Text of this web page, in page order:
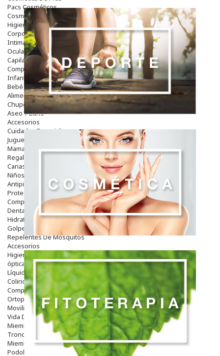
Pacs Cosméticos
Cosmetica Facial Piel Sensible
Higiene
Corporal
Intima
Ocular
Capilar
Complementos
Infantil
Bebé
Alimentación Y Complementos
Chupetes Y Mordedores
Aseo Y Baño
Accesorios
Cuidados Especiales
Juguetes
Mama
Regalos
Canastilla
Niños
Antipiojos
Protección Solar
Complementos Alimentarios
Dentales
Hidratantes
Golpes Y Hematomas
Repelentes De Mosquitos
Accesorios
Higiene
óptica
Líquidos Lentillas
Colirios
Complementos Alimentarios.
Ortopedia - Accesorios
Movilidad
Vida Diaria
Miembro Superior
Tronco
Miembro Inferior
Podología